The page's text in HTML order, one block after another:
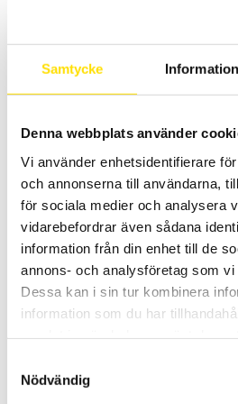
Samtycke Information
Denna webbplats använder
Vi använder enhetsidentifierare
och annonserna till användarna,
för sociala medier och analysera
vidarebefordrar även sådana
information från din enhet till de
annons- och analysföretag som vi
Dessa kan i sin tur kombinera
information som du har
Nödvändig
F205, F407 & F607
logger
Multifunktionstänger med lik- och
funktioner som spännings-,
Dessutom med effekt- och
Praktisk loggerfunktion med Bluetooth